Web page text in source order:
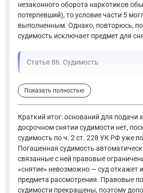
незаконного оборота наркотиков
потерпевший), то условие части 5
выполненным. Однако, повторюсь,
судимость исключает предмет для
Статья 86. Судимость
Лицо, осужденное за совершение
Процедура рассмотрения
Статья 399. Порядок разрешения
Вопросы, связанные с
по ходатайству осужденного -
Показать полностью
Краткий итог: оснований для подачи
досрочном снятии судимости нет,
судимость по ч. 2 ст. 228 УК РФ уже
Погашенная судимость
связанные с ней правовые
«снятие» невозможно — суд откажет
предмета рассмотрения. Правовые
судимости прекращены, поэтому